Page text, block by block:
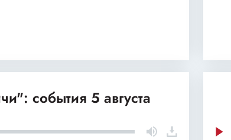
события 5 августа